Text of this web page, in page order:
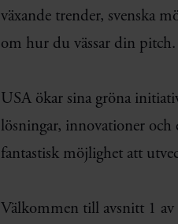
växande trender, svenska
om hur du vässar din pitch.
USA ökar sina gröna
lösningar, innovationer och
fantastisk möjlighet att
Välkommen till avsnitt 1 av